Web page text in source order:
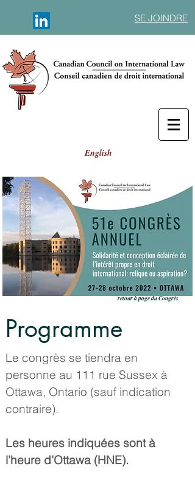
SE JOINDRE
English
retour à page du Congrès
Programme
Le congrès se tiendra en
personne au 111 rue Sussex à
Ottawa, Ontario (sauf indication
contraire).
Les heures indiquées sont à
l’heure d’Ottawa (HNE).